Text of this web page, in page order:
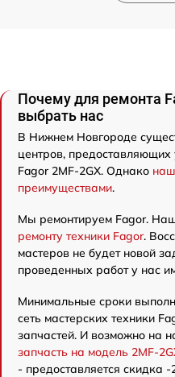
Почему для ремонта
выбрать нас
В Нижнем Новгороде
центров, предоставляющих
Fagor 2MF-2GX. Однако
преимуществами.
Мы ремонтируем Fagor.
ремонту техники Fagor.
мастеров не будет новой
проведенных работ у нас
Минимальные сроки
сеть мастерских техники
запчастей. И возможно на
запчасть на модель 2MF-
- предоставляется скидка -